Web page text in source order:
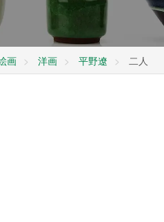
画 洋画 平野遼 二人